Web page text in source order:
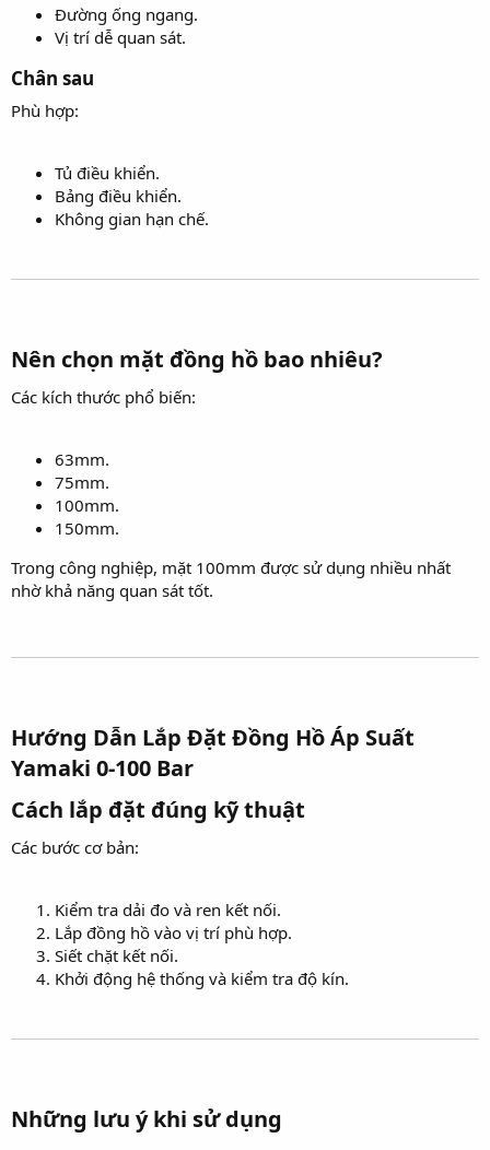
Đường ống ngang.
Vị trí dễ quan sát.
Chân sau​
Phù hợp:
Tủ điều khiển.
Bảng điều khiển.
Không gian hạn chế.
Nên chọn mặt đồng hồ bao nhiêu?​
Các kích thước phổ biến:
63mm.
75mm.
100mm.
150mm.
Trong công nghiệp, mặt 100mm được sử dụng nhiều nhất
nhờ khả năng quan sát tốt.
Hướng Dẫn Lắp Đặt Đồng Hồ Áp Suất
Yamaki 0-100 Bar​
Cách lắp đặt đúng kỹ thuật​
Các bước cơ bản:
Kiểm tra dải đo và ren kết nối.
Lắp đồng hồ vào vị trí phù hợp.
Siết chặt kết nối.
Khởi động hệ thống và kiểm tra độ kín.
Những lưu ý khi sử dụng​